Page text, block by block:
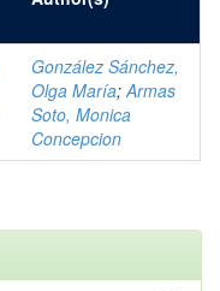
González Sánchez,
Olga María;Armas
Soto, Monica
Concepcion